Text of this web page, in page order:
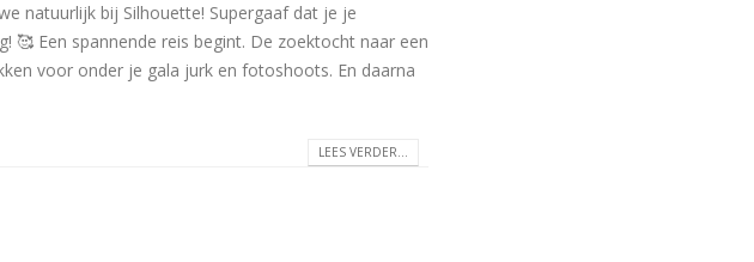
natuurlijk bij Silhouette! Supergaaf dat je je
🥰 Een spannende reis begint. De zoektocht naar een
voor onder je gala jurk en fotoshoots. En daarna
LEES VERDER...